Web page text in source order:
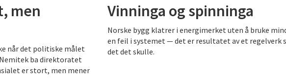
men
når det politiske målet
ba direktoratet
er stort, men mener
Vinninga og spinninga
Norske bygg klatrer i energimerket uten å bruke
en feil i systemet — det er resultatet av et regelverk
det det skulle.